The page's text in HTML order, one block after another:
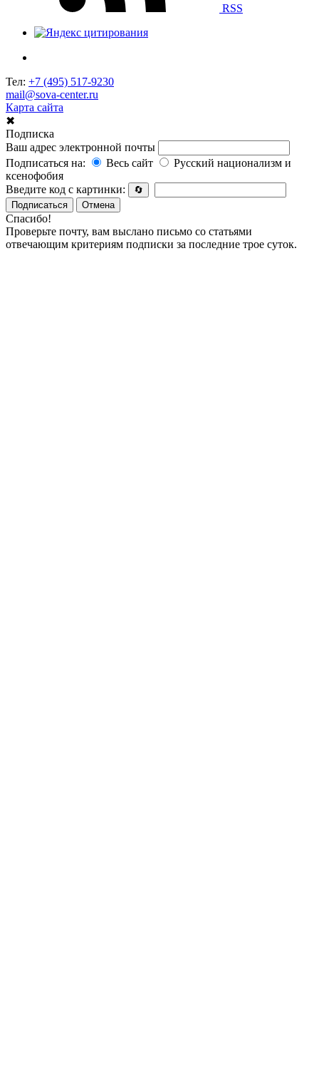
RSS
Тел: +7 (495) 517-9230
mail@sova-center.ru
Карта сайта
✖
Подписка
Ваш адрес электронной почты
Подписаться на:
Весь сайт
Русский национализм и
ксенофобия
Введите код с картинки:
🔄
Подписаться
Отмена
Спасибо!
Проверьте почту, вам выслано письмо со статьями
отвечающим критериям подписки за последние трое суток.